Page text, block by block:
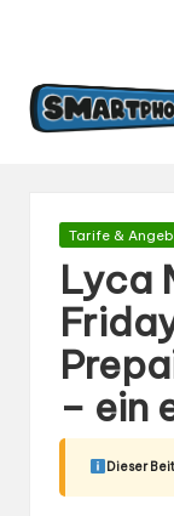
m
a
rt
in
der
Mobilfunk
Gepostet
Tarife &
Lyca
– ein
Dieser